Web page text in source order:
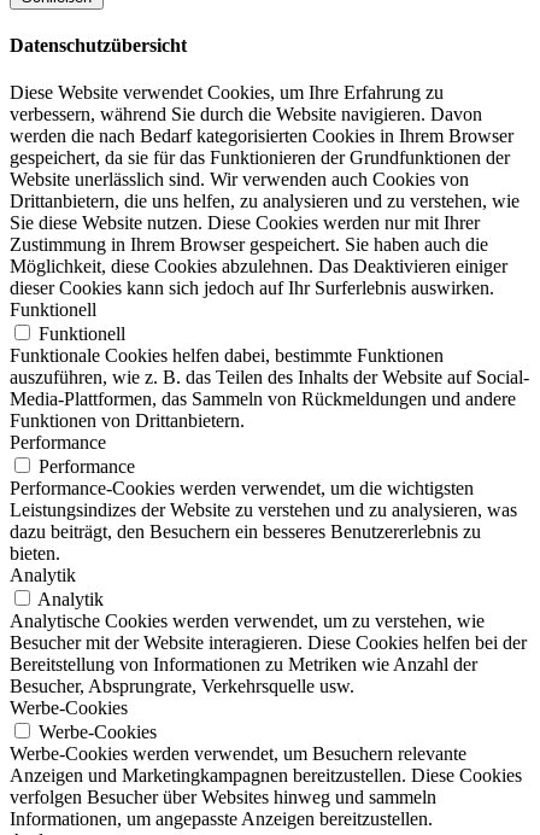
Datenschutzübersicht
Diese Website verwendet Cookies, um Ihre Erfahrung zu
verbessern, während Sie durch die Website navigieren. Davon
werden die nach Bedarf kategorisierten Cookies in Ihrem Browser
gespeichert, da sie für das Funktionieren der Grundfunktionen der
Website unerlässlich sind. Wir verwenden auch Cookies von
Drittanbietern, die uns helfen, zu analysieren und zu verstehen, wie
Sie diese Website nutzen. Diese Cookies werden nur mit Ihrer
Zustimmung in Ihrem Browser gespeichert. Sie haben auch die
Möglichkeit, diese Cookies abzulehnen. Das Deaktivieren einiger
dieser Cookies kann sich jedoch auf Ihr Surferlebnis auswirken.
Funktionell
Funktionell
Funktionale Cookies helfen dabei, bestimmte Funktionen
auszuführen, wie z. B. das Teilen des Inhalts der Website auf Social-
Media-Plattformen, das Sammeln von Rückmeldungen und andere
Funktionen von Drittanbietern.
Performance
Performance
Performance-Cookies werden verwendet, um die wichtigsten
Leistungsindizes der Website zu verstehen und zu analysieren, was
dazu beiträgt, den Besuchern ein besseres Benutzererlebnis zu
bieten.
Analytik
Analytik
Analytische Cookies werden verwendet, um zu verstehen, wie
Besucher mit der Website interagieren. Diese Cookies helfen bei der
Bereitstellung von Informationen zu Metriken wie Anzahl der
Besucher, Absprungrate, Verkehrsquelle usw.
Werbe-Cookies
Werbe-Cookies
Werbe-Cookies werden verwendet, um Besuchern relevante
Anzeigen und Marketingkampagnen bereitzustellen. Diese Cookies
verfolgen Besucher über Websites hinweg und sammeln
Informationen, um angepasste Anzeigen bereitzustellen.